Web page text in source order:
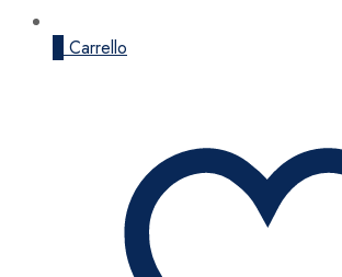
Carrello